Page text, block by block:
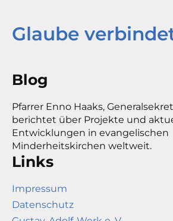
Glaube
Blog
Pfarrer Enno Haaks,
berichtet über Projekte und
Entwicklungen in evangelischen
Minderheitskirchen weltweit.
Links
Impressum
Datenschutz